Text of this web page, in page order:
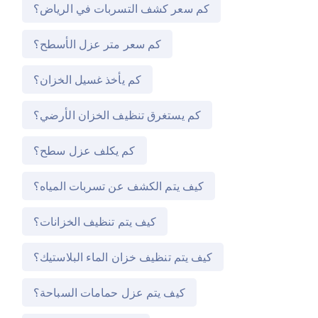
كم سعر كشف التسربات في الرياض؟
كم سعر متر عزل الأسطح؟
كم يأخذ غسيل الخزان؟
كم يستغرق تنظيف الخزان الأرضي؟
كم يكلف عزل سطح؟
كيف يتم الكشف عن تسربات المياه؟
كيف يتم تنظيف الخزانات؟
كيف يتم تنظيف خزان الماء البلاستيك؟
كيف يتم عزل حمامات السباحة؟